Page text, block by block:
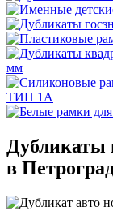
Дубликаты
в